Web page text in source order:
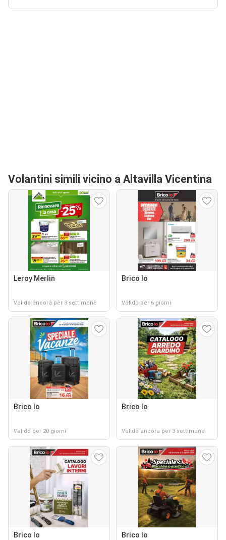
Volantini simili vicino a Altavilla Vicentina
Leroy Merlin
Valido ancora per 3 settimane
Brico Io
Valido per 6 giorni
Brico Io
Valido per 20 giorni
Brico Io
Valido ancora per 3 settimane
Brico Io Brico Io